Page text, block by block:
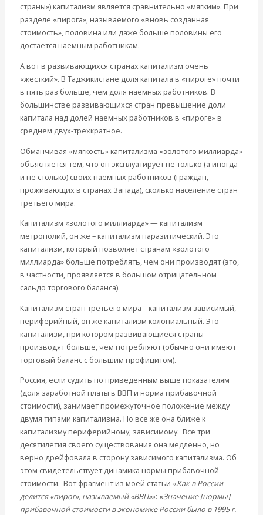
страны») капитализм является сравнительно «мягким». При
разделе «пирога», называемого «вновь созданная
стоимость», половина или даже больше половины его
достается наемным работникам.
А вот в развивающихся странах капитализм очень
«жесткий». В Таджикистане доля капитала в «пироге» почти
в пять раз больше, чем доля наемных работников. В
большинстве развивающихся стран превышение доли
капитала над долей наемных работников в «пироге» в
среднем двух-трехкратное.
Обманчивая «мягкость» капитализма «золотого миллиарда»
объясняется тем, что он эксплуатирует не только (а иногда
и не столько) своих наемных работников (граждан,
проживающих в странах Запада), сколько население стран
третьего мира.
Капитализм «золотого миллиарда» — капитализм
метрополий, он же – капитализм паразитический. Это
капитализм, который позволяет странам «золотого
миллиарда» больше потреблять, чем они производят (это,
в частности, проявляется в большом отрицательном
сальдо торгового баланса).
Капитализм стран третьего мира – капитализм зависимый,
периферийный, он же капитализм колониальный. Это
капитализм, при котором развивающиеся страны
производят больше, чем потребляют (обычно они имеют
торговый баланс с большим профицитом).
Россия, если судить по приведенным выше показателям
(доля заработной платы в ВВП и норма прибавочной
стоимости), занимает промежуточное положение между
двумя типами капитализма. Но все же она ближе к
капитализму периферийному, зависимому. Все три
десятилетия своего существования она медленно, но
верно дрейфовала в сторону зависимого капитализма. Об
этом свидетельствует динамика нормы прибавочной
стоимости. Вот фрагмент из моей статьи «Как в России
делится «пирог», называемый «ВВП»»: «Значение [нормы]
прибавочной стоимости в экономике России было в 1995 г.